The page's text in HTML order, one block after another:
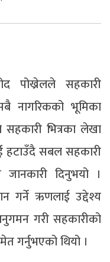
पोख्रेलले सहकारी
नागरिकको भूमिका
भित्रका लेखा
हटाउँदै सबल सहकारी
दिनुभयो ।
गर्ने ऋणलाई उद्देश्य
गरी सहकारीको
गर्नुभएको थियो ।